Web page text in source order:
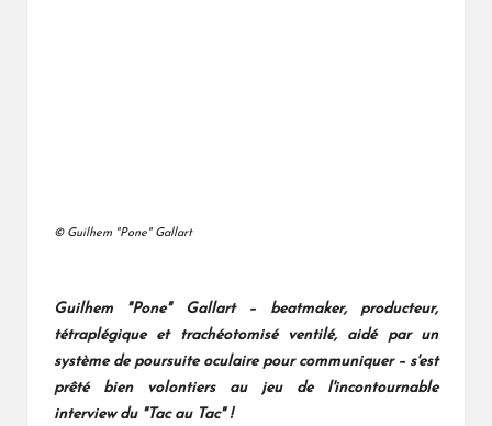
© Guilhem "Pone" Gallart
Guilhem "Pone" Gallart – beatmaker, producteur,
tétraplégique et trachéotomisé ventilé, aidé par un
système de poursuite oculaire pour communiquer – s'est
prêté bien volontiers au jeu de l'incontournable
interview du "Tac au Tac" !